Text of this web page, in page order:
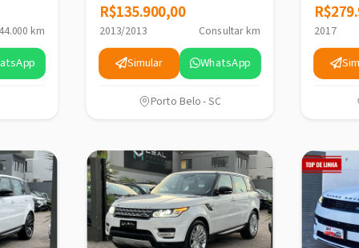
44.000 km
R$135.900,00
R$135.900,00
2013/2013 Consultar km
Simular WhatsApp
Porto Belo - SC
2017